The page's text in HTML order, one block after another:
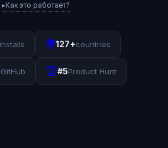
▸Как это работает?
installs 🌍127+countries
🏆#5Product Hunt